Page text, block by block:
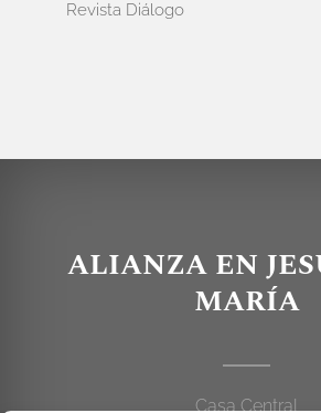
Revista Diálogo
ALIANZA EN
MARÍA
Casa Central